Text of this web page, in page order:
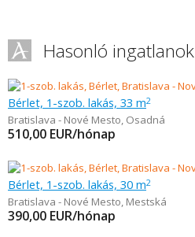
Hasonló ingatlanok
Bérlet, 1-szob. lakás, 33 m2
Bratislava - Nové Mesto, Osadná
510,00 EUR/hónap
Bérlet, 1-szob. lakás, 30 m2
Bratislava - Nové Mesto, Mestská
390,00 EUR/hónap